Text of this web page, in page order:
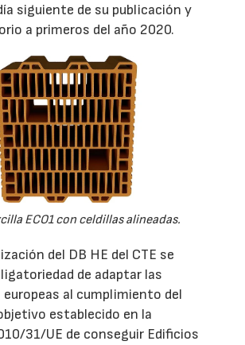
siguiente de su publicación y
a primeros del año 2020.
ECO1 con celdillas alineadas.
del DB HE del CTE se
de adaptar las
al cumplimiento del
establecido en la
31/UE de conseguir Edificios